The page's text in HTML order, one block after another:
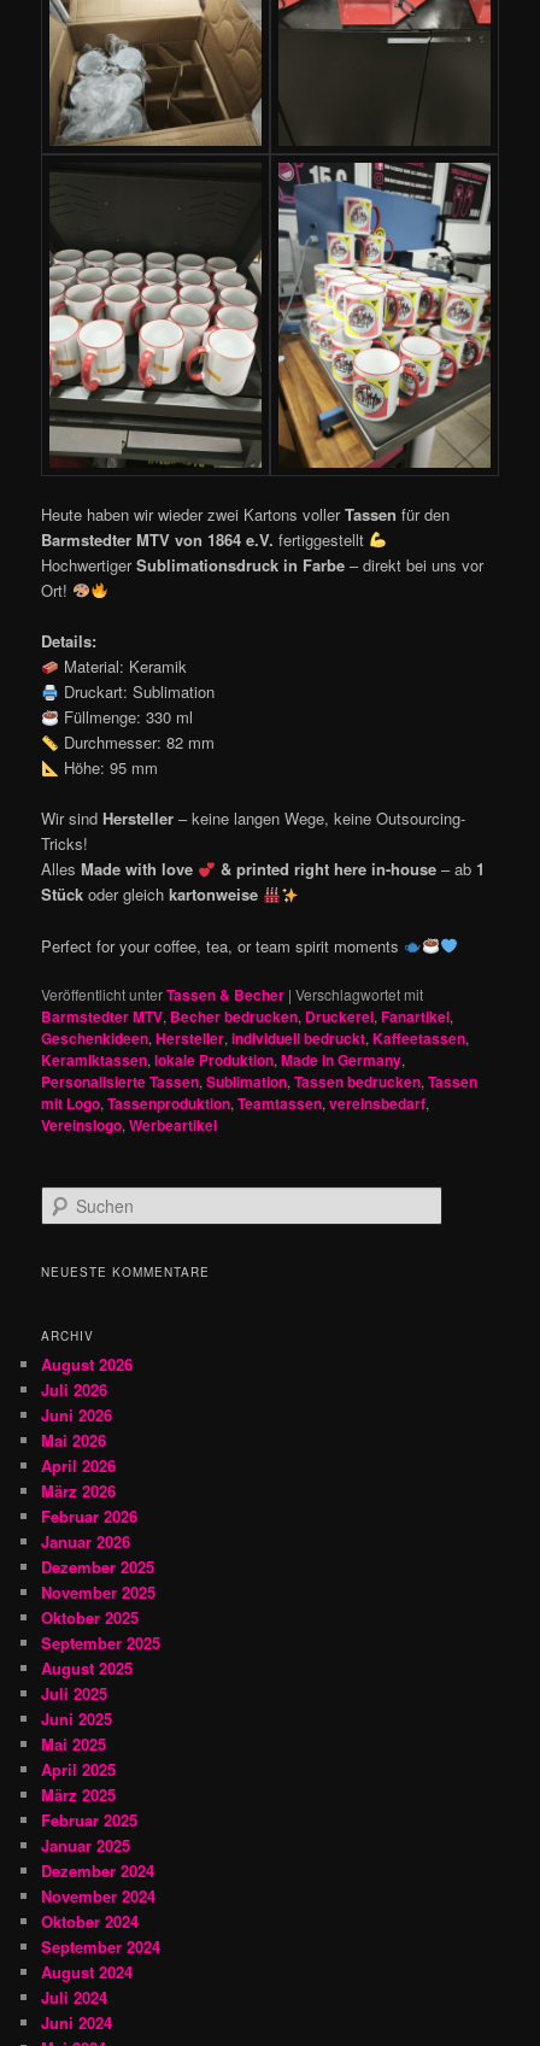
Heute haben wir wieder zwei Kartons vollerTassen für den
Barmstedter MTV von 1864 e.V. fertiggestellt
HochwertigerSublimationsdruck in Farbe – direkt bei uns vor
Ort!
Details:
Material: Keramik
Druckart: Sublimation
Füllmenge: 330 ml
Durchmesser: 82 mm
Höhe: 95 mm
Wir sind Hersteller – keine langen Wege, keine Outsourcing-
Tricks!
AllesMade with love & printed right here in-house– ab 1
Stück oder gleichkartonweise
Perfect for your coffee, tea, or team spirit moments
Veröffentlicht unterTassen & Becher |Verschlagwortet mit
Barmstedter MTV, Becher bedrucken, Druckerei,Fanartikel,
Geschenkideen,Hersteller,individuell bedruckt,Kaffeetassen,
Keramiktassen,lokale Produktion,Made in Germany,
Personalisierte Tassen,Sublimation,Tassen bedrucken,Tassen
mit Logo,Tassenproduktion,Teamtassen,vereinsbedarf,
Vereinslogo,Werbeartikel
u
h
NEUESTE KOMMENTARE
ARCHIV
August 2026
Juli 2026
Juni 2026
Mai 2026
April 2026
März 2026
Februar 2026
Januar 2026
Dezember 2025
November 2025
Oktober 2025
September 2025
August 2025
Juli 2025
Juni 2025
Mai 2025
April 2025
März 2025
Februar 2025
Januar 2025
Dezember 2024
November 2024
Oktober 2024
September 2024
August 2024
Juli 2024
Juni 2024